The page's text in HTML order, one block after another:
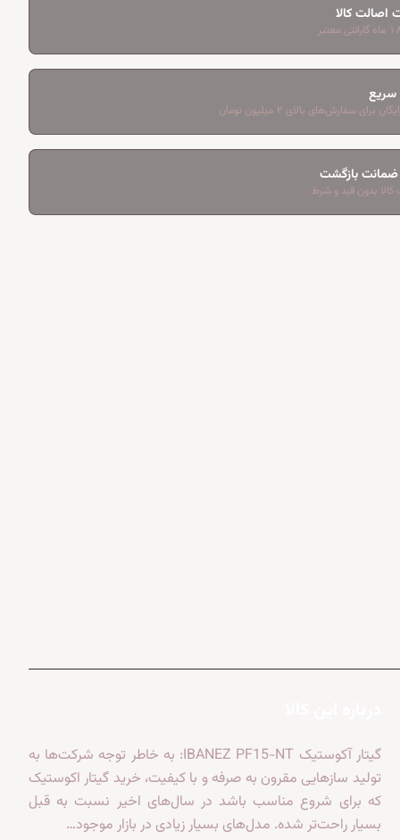
اصالت کالا
سریع
برای سفارش‌های بالای ۲ میلیون تومان
کالا بدون قید و شرط
گیتار آکوستیک IBANEZ PF15-NT: به خاطر توجه شرکت‌ها به
تولید سازهایی مقرون به صرفه و با کیفیت، خرید گیتار اکوستیک
که برای شروع مناسب باشد در سال‌های اخیر نسبت به قبل
بسیار راحت‌تر شده. مدل‌های بسیار زیادی در بازار موجود…